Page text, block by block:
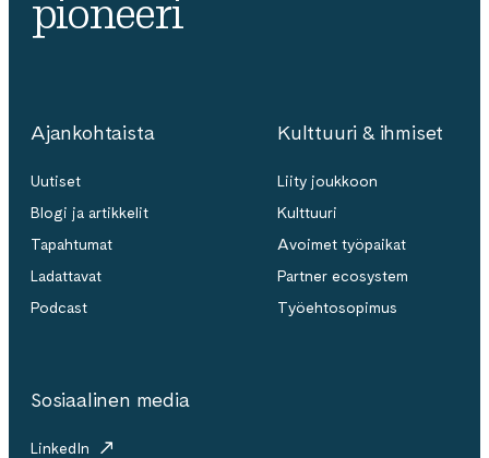
pioneeri
Ajankohtaista
Uutiset
Blogi ja artikkelit
Tapahtumat
Ladattavat
Podcast
Kulttuuri & ihmiset
Liity joukkoon
Kulttuuri
Avoimet työpaikat
Partner ecosystem
Työehtosopimus
Sosiaalinen media
LinkedIn